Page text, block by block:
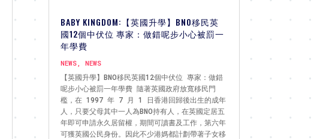
BABY KINGDOM:【英國升學】BNO移民英
國12個中伏位 專家：做錯呢步小心被罰一
年學費
NEWS, NEWS
【英國升學】BNO移民英國12個中伏位 專家：做錯
呢步小心被罰一年學費 隨著英國政府放寬移民門
檻，在 1997 年 7 月 1 日香港回歸後出生的成年
人，只要父母其中一人為BNO持有人，在英國定居五
年即可申請永久居留權，期間可讀書及工作，第六年
可獲英國公民身份。因此不少港媽都計劃帶著子女移